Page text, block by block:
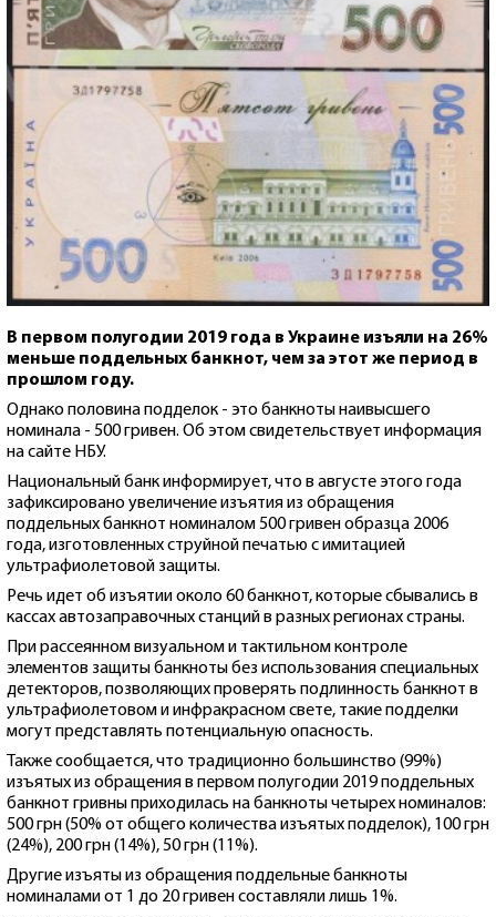
В первом полугодии 2019 года в Украине изъяли на 26%
меньше поддельных банкнот, чем за этот же период в
прошлом году.
Однако половина подделок - это банкноты наивысшего
номинала - 500 гривен. Об этом свидетельствует информация
на сайте НБУ.
Национальный банк информирует, что в августе этого года
зафиксировано увеличение изъятия из обращения
поддельных банкнот номиналом 500 гривен образца 2006
года, изготовленных струйной печатью с имитацией
ультрафиолетовой защиты.
Речь идет об изъятии около 60 банкнот, которые сбывались в
кассах автозаправочных станций в разных регионах страны.
При рассеянном визуальном и тактильном контроле
элементов защиты банкноты без использования специальных
детекторов, позволяющих проверять подлинность банкнот в
ультрафиолетовом и инфракрасном свете, такие подделки
могут представлять потенциальную опасность.
Также сообщается, что традиционно большинство (99%)
изъятых из обращения в первом полугодии 2019 поддельных
банкнот гривны приходилась на банкноты четырех номиналов:
500 грн (50% от общего количества изъятых подделок), 100 грн
(24%), 200 грн (14%), 50 грн (11%).
Другие изъяты из обращения поддельные банкноты
номиналами от 1 до 20 гривен составляли лишь 1%.